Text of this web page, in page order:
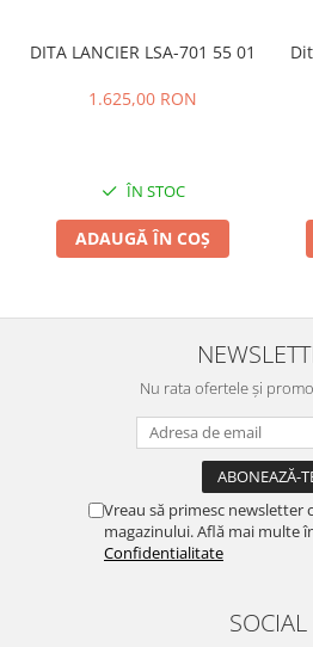
DITA LANCIER LSA-701 55 01
1.625,00 RON
ÎN STOC
ADAUGĂ ÎN COȘ
Nu rata ofertele și
Vreau să primesc newsletter
magazinului. Află mai multe
Confidentialitate
SOCIAL